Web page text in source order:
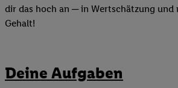
dir das hoch an ─ in Wertschätzung und
Gehalt!
Deine Aufgaben